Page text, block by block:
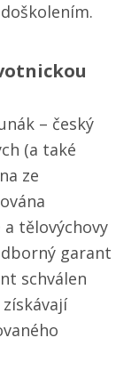
– český
(a také
ze
tělovýchovy
garant
schválen